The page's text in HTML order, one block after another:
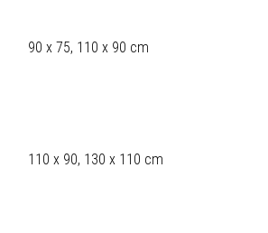
90 x 75, 110 x 90 cm
110 x 90, 130 x 110 cm